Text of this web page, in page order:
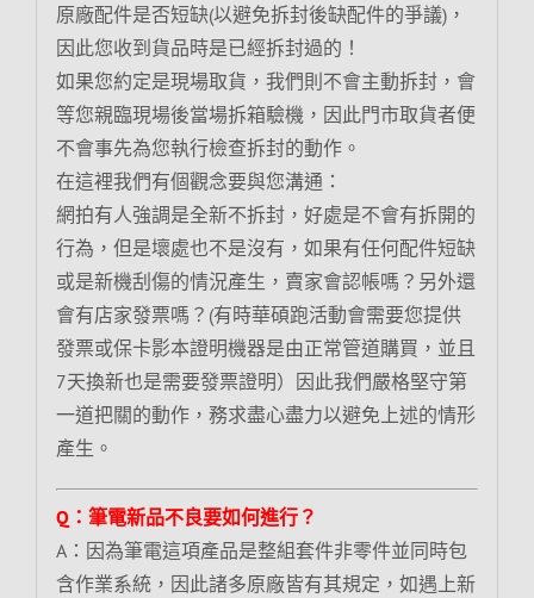
原廠配件是否短缺(以避免拆封後缺配件的爭議)，
因此您收到貨品時是已經拆封過的！
如果您約定是現場取貨，我們則不會主動拆封，會
等您親臨現場後當場拆箱驗機，因此門市取貨者便
不會事先為您執行檢查拆封的動作。
在這裡我們有個觀念要與您溝通：
網拍有人強調是全新不拆封，好處是不會有拆開的
行為，但是壞處也不是沒有，如果有任何配件短缺
或是新機刮傷的情況產生，賣家會認帳嗎？另外還
會有店家發票嗎？(有時華碩跑活動會需要您提供
發票或保卡影本證明機器是由正常管道購買，並且
7天換新也是需要發票證明）因此我們嚴格堅守第
一道把關的動作，務求盡心盡力以避免上述的情形
產生。
Q：筆電新品不良要如何進行？
A：因為筆電這項產品是整組套件非零件並同時包
含作業系統，因此諸多原廠皆有其規定，如遇上新